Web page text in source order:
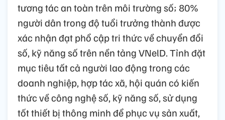
tương tác an toàn trên môi trường số; 80%
người dân trong độ tuổi trưởng thành được
xác nhận đạt phổ cập tri thức về chuyển đổi
số, kỹ năng số trên nền tảng VNelD. Tỉnh đặt
mục tiêu tất cả người lao động trong các
doanh nghiệp, hợp tác xã, hội quán có kiến
thức về công nghệ số, kỹ năng số, sử dụng
tốt thiết bị thông minh để phục vụ sản xuất,